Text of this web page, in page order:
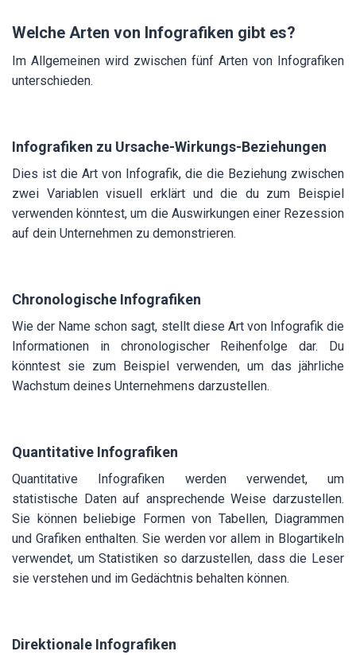
Welche Arten von Infografiken gibt es?
Im Allgemeinen wird zwischen fünf Arten von Infografiken
unterschieden.
Infografiken zu Ursache-Wirkungs-Beziehungen
Dies ist die Art von Infografik, die die Beziehung zwischen
zwei Variablen visuell erklärt und die du zum Beispiel
verwenden könntest, um die Auswirkungen einer Rezession
auf dein Unternehmen zu demonstrieren.
Chronologische Infografiken
Wie der Name schon sagt, stellt diese Art von Infografik die
Informationen in chronologischer Reihenfolge dar. Du
könntest sie zum Beispiel verwenden, um das jährliche
Wachstum deines Unternehmens darzustellen.
Quantitative Infografiken
Quantitative Infografiken werden verwendet, um
statistische Daten auf ansprechende Weise darzustellen.
Sie können beliebige Formen von Tabellen, Diagrammen
und Grafiken enthalten. Sie werden vor allem in Blogartikeln
verwendet, um Statistiken so darzustellen, dass die Leser
sie verstehen und im Gedächtnis behalten können.
Direktionale Infografiken